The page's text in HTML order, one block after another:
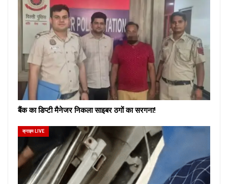
बैंक का डिप्टी मैनेजर निकला साइबर ठगों का सरगना!
क्राइम LIVE